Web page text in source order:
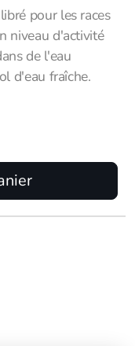
pour les races
niveau d'activité
de l'eau
d'eau fraîche.